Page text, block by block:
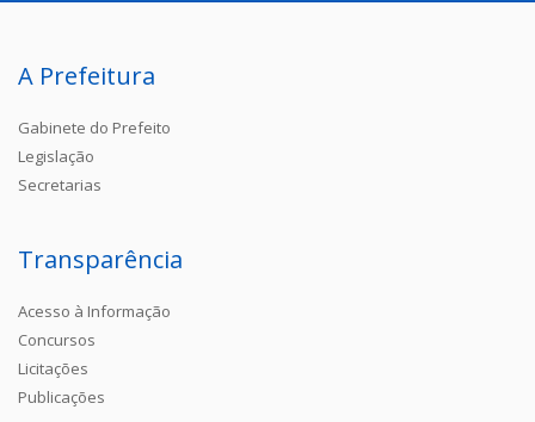
A Prefeitura
Gabinete do Prefeito
Legislação
Secretarias
Transparência
Acesso à Informação
Concursos
Licitações
Publicações